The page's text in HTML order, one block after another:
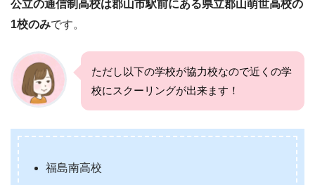
公立の通信制高校は郡山市駅前にある県立郡山萌世高校の
1校のみです。
ただし以下の学校が協力校なので近くの学
校にスクーリングが出来ます！
福島南高校